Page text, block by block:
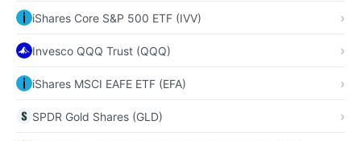
iShares Core S&P 500 ETF (IVV)
Invesco QQQ Trust (QQQ)
iShares MSCI EAFE ETF (EFA)
SPDR Gold Shares (GLD)